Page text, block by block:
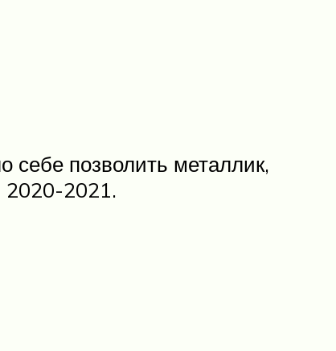
себе позволить металлик,
2020-2021.